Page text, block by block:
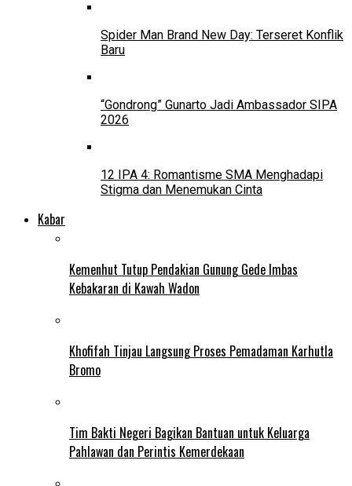
Spider Man Brand New Day: Terseret Konflik
Baru
“Gondrong” Gunarto Jadi Ambassador SIPA
2026
12 IPA 4: Romantisme SMA Menghadapi
Stigma dan Menemukan Cinta
Kabar
Kemenhut Tutup Pendakian Gunung Gede Imbas
Kebakaran di Kawah Wadon
Khofifah Tinjau Langsung Proses Pemadaman Karhutla
Bromo
Tim Bakti Negeri Bagikan Bantuan untuk Keluarga
Pahlawan dan Perintis Kemerdekaan